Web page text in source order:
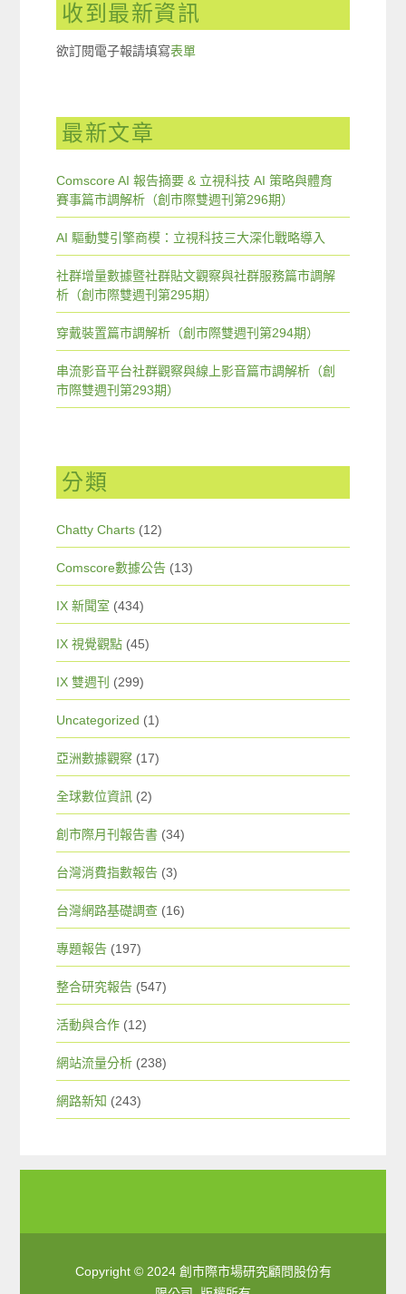
收到最新資訊
欲訂閱電子報請填寫表單
最新文章
Comscore AI 報告摘要 & 立視科技 AI 策略與體育
賽事篇市調解析（創市際雙週刊第296期）
AI 驅動雙引擎商模：立視科技三大深化戰略導入
社群增量數據暨社群貼文觀察與社群服務篇市調解
析（創市際雙週刊第295期）
穿戴裝置篇市調解析（創市際雙週刊第294期）
串流影音平台社群觀察與線上影音篇市調解析（創
市際雙週刊第293期）
分類
Chatty Charts (12)
Comscore數據公告 (13)
IX 新聞室 (434)
IX 視覺觀點 (45)
IX 雙週刊 (299)
Uncategorized (1)
亞洲數據觀察 (17)
全球數位資訊 (2)
創市際月刊報告書 (34)
台灣消費指數報告 (3)
台灣網路基礎調查 (16)
專題報告 (197)
整合研究報告 (547)
活動與合作 (12)
網站流量分析 (238)
網路新知 (243)
Copyright © 2024 創市際市場研究顧問股份有